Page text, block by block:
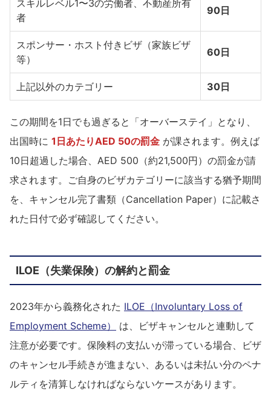
スキルレベル1〜3の労働者、不動産所有
者
90日
スポンサー・ホスト付きビザ（家族ビザ
等）
60日
上記以外のカテゴリー 30日
この期間を1日でも過ぎると「オーバーステイ」となり、
出国時に 1日あたりAED 50の罰金 が課されます。例えば
10日超過した場合、AED 500（約21,500円）の罰金が請
求されます。ご自身のビザカテゴリーに該当する猶予期間
を、キャンセル完了書類（Cancellation Paper）に記載さ
れた日付で必ず確認してください。
ILOE（失業保険）の解約と罰金
2023年から義務化された ILOE（Involuntary Loss of
Employment Scheme）
は、ビザキャンセルと連動して
注意が必要です。保険料の支払いが滞っている場合、ビザ
のキャンセル手続きが進まない、あるいは未払い分のペナ
ルティを清算しなければならないケースがあります。